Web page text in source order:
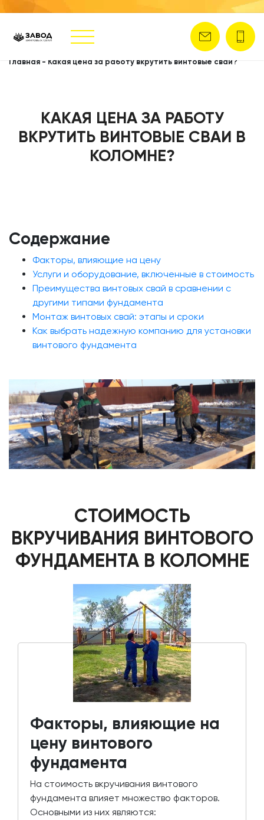
Главная - Какая цена за работу вкрутить винтовые сваи?
КАКАЯ ЦЕНА ЗА РАБОТУ
ВКРУТИТЬ ВИНТОВЫЕ СВАИ В
КОЛОМНЕ?
Содержание
Факторы, влияющие на цену
Услуги и оборудование, включенные в стоимость
Преимущества винтовых свай в сравнении с
другими типами фундамента
Монтаж винтовых свай: этапы и сроки
Как выбрать надежную компанию для установки
винтового фундамента
СТОИМОСТЬ
ВКРУЧИВАНИЯ ВИНТОВОГО
ФУНДАМЕНТА В КОЛОМНЕ
Факторы, влияющие на
цену винтового
фундамента
На стоимость вкручивания винтового
фундамента влияет множество факторов.
Основными из них являются: